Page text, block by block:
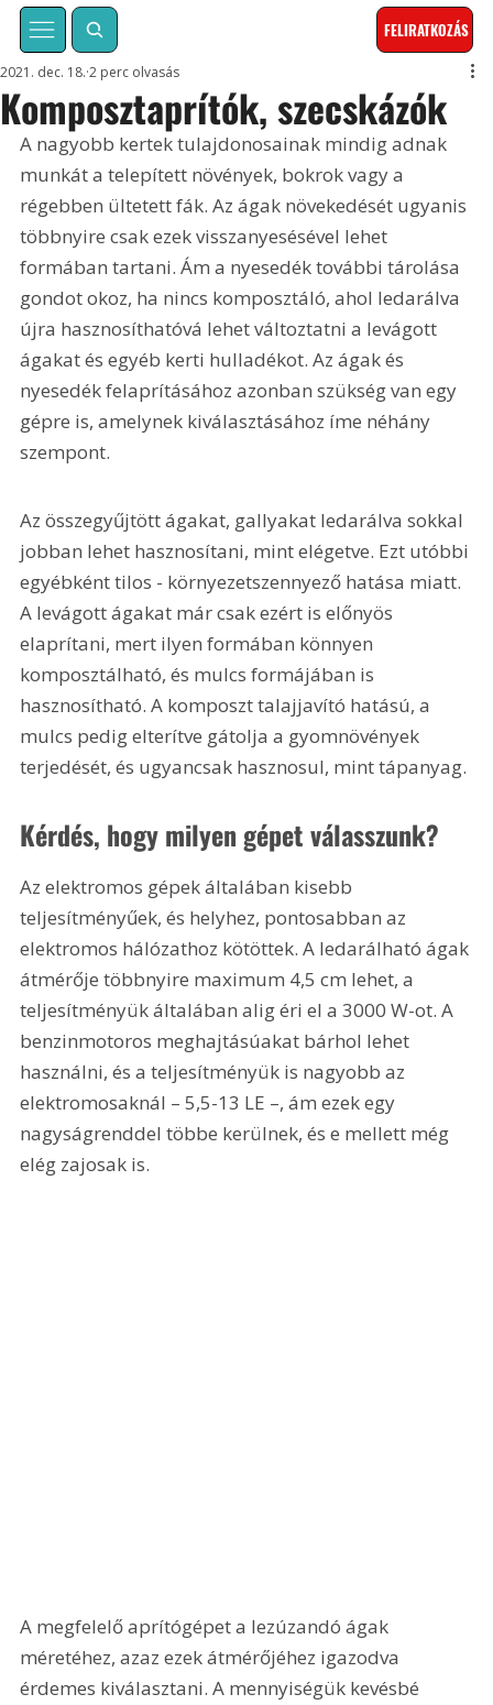
FELIRATKOZÁS
Komposztaprítók, szecskázók
2021. dec. 18. 2 perc olvasás
A nagyobb kertek tulajdonosainak mindig adnak
munkát a telepített növények, bokrok vagy a
régebben ültetett fák. Az ágak növekedését ugyanis
többnyire csak ezek visszanyesésével lehet
formában tartani. Ám a nyesedék további tárolása
gondot okoz, ha nincs komposztáló, ahol ledarálva
újra hasznosíthatóvá lehet változtatni a levágott
ágakat és egyéb kerti hulladékot. Az ágak és
nyesedék felaprításához azonban szükség van egy
gépre is, amelynek kiválasztásához íme néhány
szempont.
Az összegyűjtött ágakat, gallyakat ledarálva sokkal
jobban lehet hasznosítani, mint elégetve. Ezt utóbbi
egyébként tilos - környezetszennyező hatása miatt.
A levágott ágakat már csak ezért is előnyös
elaprítani, mert ilyen formában könnyen
komposztálható, és mulcs formájában is
hasznosítható. A komposzt talajjavító hatású, a
mulcs pedig elterítve gátolja a gyomnövények
terjedését, és ugyancsak hasznosul, mint tápanyag.
Kérdés, hogy milyen gépet válasszunk?
Az elektromos gépek általában kisebb
teljesítményűek, és helyhez, pontosabban az
elektromos hálózathoz kötöttek. A ledarálható ágak
átmérője többnyire maximum 4,5 cm lehet, a
teljesítményük általában alig éri el a 3000 W-ot. A
benzinmotoros meghajtásúakat bárhol lehet
használni, és a teljesítményük is nagyobb az
elektromosaknál – 5,5-13 LE –, ám ezek egy
nagyságrenddel többe kerülnek, és e mellett még
elég zajosak is.
A megfelelő aprítógépet a lezúzandó ágak
méretéhez, azaz ezek átmérőjéhez igazodva
érdemes kiválasztani. A mennyiségük kevésbé